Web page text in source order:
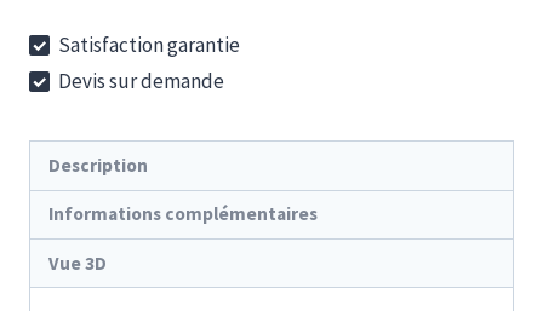
X
50-
Satisfaction garantie
Devis sur demande
Description
Informations complémentaires
Vue 3D